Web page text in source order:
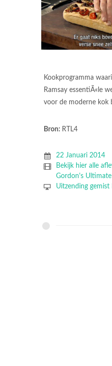
Kookprogramma
Ramsay essentiÃ«le
voor de moderne kok
Bron: RTL4
22 Januari 2014
Bekijk hier alle
Gordon's
Uitzending gemist